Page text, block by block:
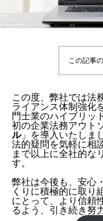
この記事
この度、弊社では法
ライアンス体制強化
門士業のハイブリッ
初の企業法務アウト
ル」を導入いたしま
法的疑問を気軽に相
まで以上に全社的な
す。
弊社は今後も、安心
くりに積極的に取り
にとって、より信頼
るよう、引き続き努